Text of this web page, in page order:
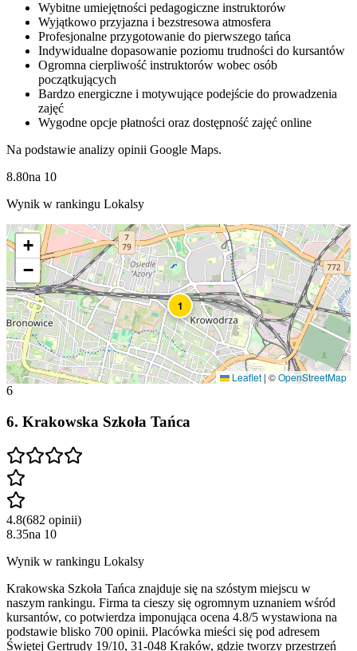
Wybitne umiejętności pedagogiczne instruktorów
Wyjątkowo przyjazna i bezstresowa atmosfera
Profesjonalne przygotowanie do pierwszego tańca
Indywidualne dopasowanie poziomu trudności do kursantów
Ogromna cierpliwość instruktorów wobec osób
początkujących
Bardzo energiczne i motywujące podejście do prowadzenia
zajęć
Wygodne opcje płatności oraz dostępność zajęć online
Na podstawie analizy opinii Google Maps.
8.80na 10
Wynik w rankingu Lokalsy
1
+
−
Leaflet | ©OpenStreetMap
6
6. Krakowska Szkoła Tańca
4.8(682 opinii)
8.35na 10
Wynik w rankingu Lokalsy
Krakowska Szkoła Tańca znajduje się na szóstym miejscu w
naszym rankingu. Firma ta cieszy się ogromnym uznaniem wśród
kursantów, co potwierdza imponująca ocena 4.8/5 wystawiona na
podstawie blisko 700 opinii. Placówka mieści się pod adresem
Świętej Gertrudy 19/10, 31-048 Kraków, gdzie tworzy przestrzeń